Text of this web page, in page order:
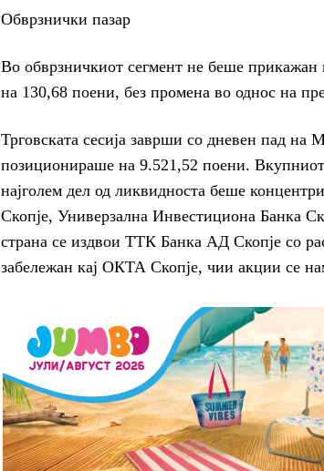
Обврзнички пазар
Во обврзничкиот сегмент не беше
на 130,68 поени, без промена во однос на
Трговската сесија заврши со дневен пад
позиционираше на 9.521,52 поени.
најголем дел од ликвидноста беше
Скопје, Универзална Инвестициона Банка
страна се издвои ТТК Банка АД Скопје со
забележан кај ОКТА Скопје, чии акции се